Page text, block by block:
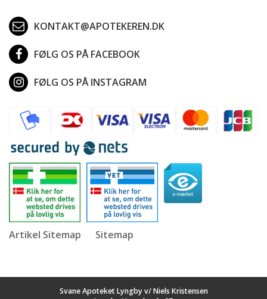
KONTAKT@APOTEKEREN.DK
FØLG OS PÅ FACEBOOK
FØLG OS PÅ INSTAGRAM
Artikel Sitemap Sitemap
Svane Apoteket Lyngby v/ Niels Kristensen